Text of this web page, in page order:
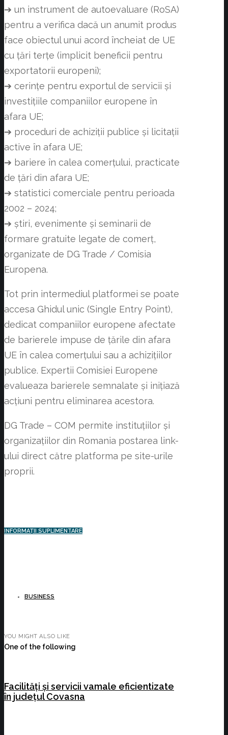
➔ un instrument de autoevaluare (RoSA)
pentru a verifica dacă un anumit produs
face obiectul unui acord încheiat de UE
cu țări terțe (implicit beneficii pentru
exportatorii europeni);
➔ cerințe pentru exportul de servicii și
investițiile companiilor europene în
afara UE;
➔ proceduri de achiziții publice și licitații
active în afara UE;
➔ bariere în calea comerțului, practicate
de țări din afara UE;
➔ statistici comerciale pentru perioada
2002 – 2024;
➔ știri, evenimente și seminarii de
formare gratuite legate de comerț,
organizate de DG Trade / Comisia
Europena.
Tot prin intermediul platformei se poate
accesa Ghidul unic (Single Entry Point),
dedicat companiilor europene afectate
de barierele impuse de țările din afara
UE în calea comerțului sau a achizițiilor
publice. Expertii Comisiei Europene
evalueaza barierele semnalate și inițiază
acțiuni pentru eliminarea acestora.
DG Trade – COM permite instituțiilor și
organizațiilor din Romania postarea link-
ului direct către platforma pe site-urile
proprii.
INFORMAȚII SUPLIMENTARE
BUSINESS
YOU MIGHT ALSO LIKE
One of the following
Facilități și servicii vamale eficientizate
în județul Covasna